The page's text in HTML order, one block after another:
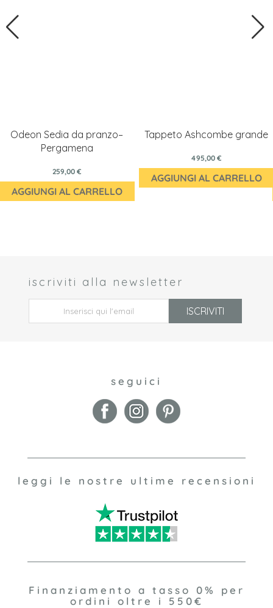
Odeon Sedia da pranzo–
Pergamena
259,00 €
AGGIUNGI AL CARRELLO
Tappeto Ashcombe grande
495,00 €
AGGIUNGI AL CARRELLO
iscriviti alla newsletter
ISCRIVITI
seguici
leggi le nostre ultime recensioni
Finanziamento a tasso 0% per
ordini oltre i 550€